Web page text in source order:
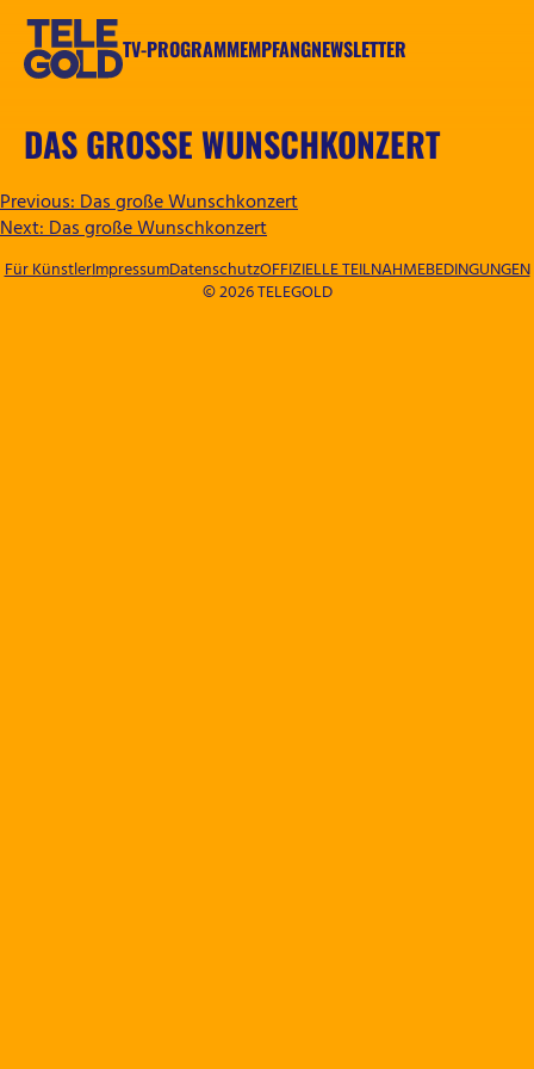
Zum
springen
TV-PROGRAMMEMPFANGNEWSLETTER
DAS GROSSE WUNSCHKONZERT
BEITRAGSNAVIGATION
Previous:Das große Wunschkonzert
Next:Das große Wunschkonzert
© 2026 TELEGOLD
Für KünstlerImpressumDatenschutzOFFIZIELLE TEILNAHMEBEDINGUNGEN